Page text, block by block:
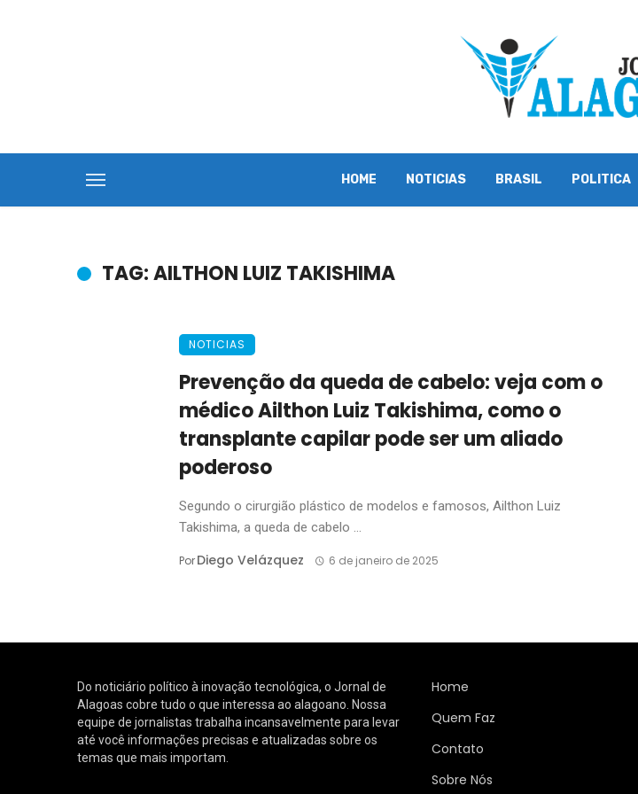
HOME NOTICIAS BRASIL POLITICA
TAG: AILTHON LUIZ TAKISHIMA
NOTICIAS
Prevenção da queda de cabelo: veja com o
médico Ailthon Luiz Takishima, como o
transplante capilar pode ser um aliado
poderoso
Segundo o cirurgião plástico de modelos e famosos, Ailthon Luiz
Takishima, a queda de cabelo ...
PorDiego Velázquez 6 de janeiro de 2025
Do noticiário político à inovação tecnológica, o Jornal de
Alagoas cobre tudo o que interessa ao alagoano. Nossa
equipe de jornalistas trabalha incansavelmente para levar
até você informações precisas e atualizadas sobre os
temas que mais importam.
Home
Quem Faz
Contato
Sobre Nós